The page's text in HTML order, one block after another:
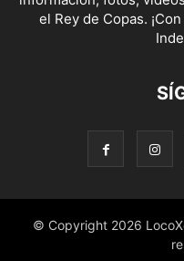
el Rey de Copas.
© Copyright 2026